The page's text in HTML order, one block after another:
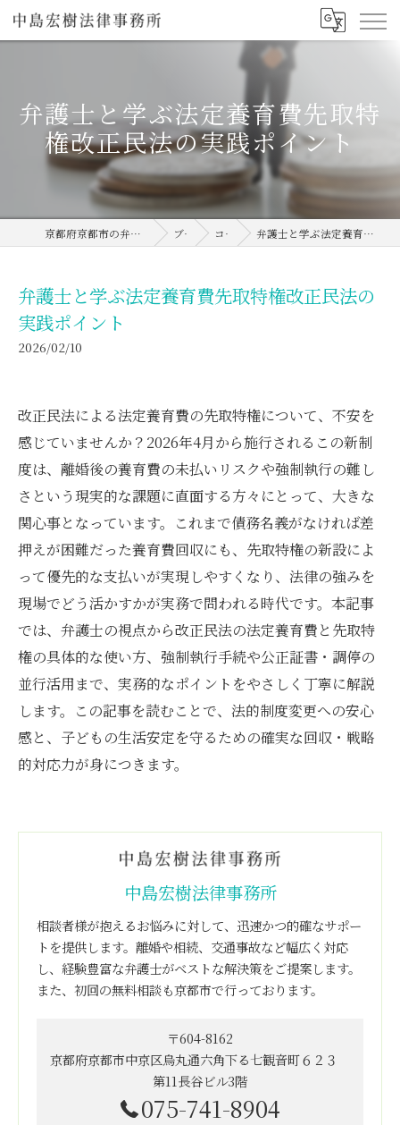
弁護士と学ぶ法定養育費先取特
権改正民法の実践ポイント
京都府京都市の弁護士なら中島宏樹法律事務所 ブログ コラム 弁護士と学ぶ法定養育費先取特権改正民法の実践ポイント
弁護士と学ぶ法定養育費先取特権改正民法の
実践ポイント
2026/02/10
改正民法による法定養育費の先取特権について、不安を
感じていませんか？2026年4月から施行されるこの新制
度は、離婚後の養育費の未払いリスクや強制執行の難し
さという現実的な課題に直面する方々にとって、大きな
関心事となっています。これまで債務名義がなければ差
押えが困難だった養育費回収にも、先取特権の新設によ
って優先的な支払いが実現しやすくなり、法律の強みを
現場でどう活かすかが実務で問われる時代です。本記事
では、弁護士の視点から改正民法の法定養育費と先取特
権の具体的な使い方、強制執行手続や公正証書・調停の
並行活用まで、実務的なポイントをやさしく丁寧に解説
します。この記事を読むことで、法的制度変更への安心
感と、子どもの生活安定を守るための確実な回収・戦略
的対応力が身につきます。
中島宏樹法律事務所
相談者様が抱えるお悩みに対して、迅速かつ的確なサポー
トを提供します。離婚や相続、交通事故など幅広く対応
し、経験豊富な弁護士がベストな解決策をご提案します。
また、初回の無料相談も京都市で行っております。
〒604-8162
京都府京都市中京区烏丸通六角下る七観音町６２３
第11長谷ビル3階
075-741-8904